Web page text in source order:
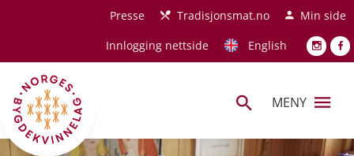
Hopp til hovedinnholdPresse Tradisjonsmat.no
Min side
Innlogging nettside
English
MENY